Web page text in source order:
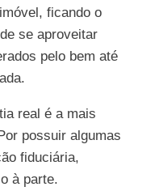
ficando o
se aproveitar
pelo bem até
real é a mais
possuir algumas
fiduciária,
à parte.